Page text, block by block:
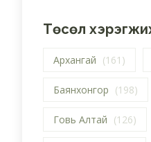
Төсөл
Архангай (161)
Баянхонгор (198)
Говь Алтай (126)